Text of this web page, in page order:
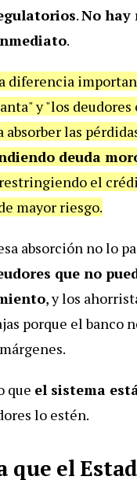
.No hay
.
diferencia
y "los deudores
absorber las
deuda
el
mayor riesgo.
absorción no lo
que no
, y los
porque el banco
que el sistema
lo estén.
que el